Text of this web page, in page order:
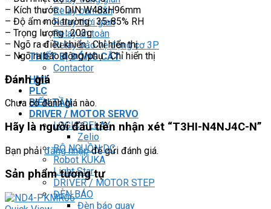
Relay bán dẫn
Relay thời gian
Relay an toàn
Relay bảo vệ động cơ 3P
THIẾT BỊ ĐÓNG CẮT
Contactor
HMI
PLC
BIẾN TẦN
DRIVER / MOTOR SERVO
LOGIC RELAY
Zelio
BỘ NGUỒN DC
Robot KUKA
Light Star
DRIVER / MOTOR STEP
ĐÈN BÁO
Đèn báo quay
– Kích thước : DIN W48xH96mm
– Độ ẩm môi trường : 35-85% RH
– Trọng lượng : 203g
– Ngõ ra điều khiển : Chỉ hiển thị
– Ngõ ra báo động/phụ : Chỉ hiển thị
Đánh giá
Chưa có đánh giá nào.
Hãy là người đầu tiên nhận xét “T3HI-N4NJ4C-N”
Bạn phảiđăng nhậpđể gửi đánh giá.
Sản phẩm tương tự